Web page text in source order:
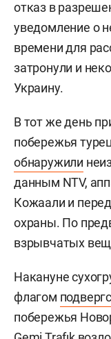
отказ в
уведомление о
времени для
затронули и
Украину.
В тот же день
побережья
обнаружили
данным NTV,
Кожаали и
охраны. По
взрывчатых
Накануне
флагом
побережья